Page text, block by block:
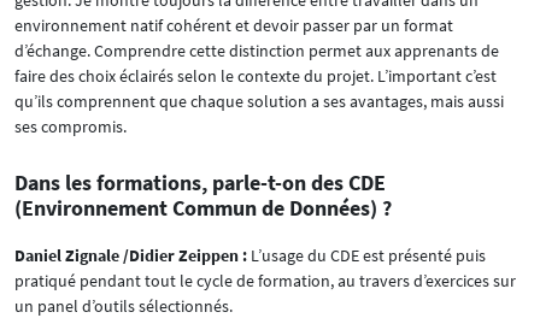
environnement natif cohérent et devoir passer par un format
d’échange. Comprendre cette distinction permet aux apprenants de
faire des choix éclairés selon le contexte du projet. L’important c’est
qu’ils comprennent que chaque solution a ses avantages, mais aussi
ses compromis.
Dans les formations, parle-t-on des CDE
(Environnement Commun de Données) ?
Daniel Zignale /Didier Zeippen : L’usage du CDE est présenté puis
pratiqué pendant tout le cycle de formation, au travers d’exercices sur
un panel d’outils sélectionnés.